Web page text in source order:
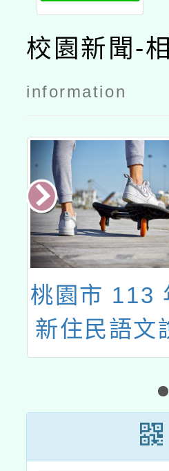
4年原住民
族教育政策
研討會「原
住民族教育
議程
校園新聞-
information
桃園市 113
新住民語文
事暨歌謠競